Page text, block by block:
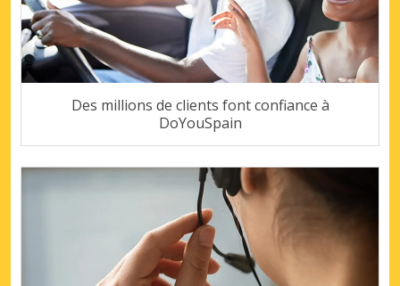
Des millions de clients font confiance à
DoYouSpain